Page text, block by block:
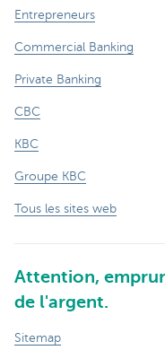
Entrepreneurs
Commercial Banking
Private Banking
CBC
KBC
Groupe KBC
Tous les sites web
Attention,
de l'argent.
Sitemap